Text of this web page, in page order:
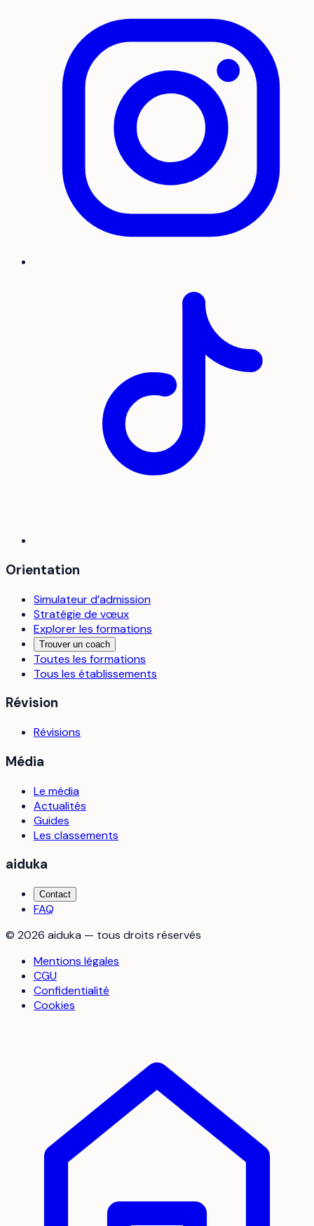
Orientation
Simulateur d’admission
Stratégie de vœux
Explorer les formations
Trouver un coach
Toutes les formations
Tous les établissements
Révision
Révisions
Média
Le média
Actualités
Guides
Les classements
aiduka
Contact
FAQ
© 2026 aiduka — tous droits réservés
Mentions légales
CGU
Confidentialité
Cookies